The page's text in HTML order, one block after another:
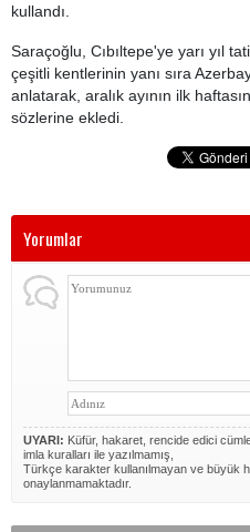
kullandı.
Saraçoğlu, Cıbıltepe'ye yarı yıl
çeşitli kentlerinin yanı sıra
anlatarak, aralık ayının ilk
sözlerine ekledi.
Yorumlar
UYARI: Küfür, hakaret, rencide edici
imla kuralları ile yazılmamış,
Türkçe karakter kullanılmayan ve büyük
onaylanmamaktadır.